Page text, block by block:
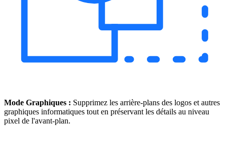
Mode Graphiques : Supprimez les arrière-plans des logos et autres
graphiques informatiques tout en préservant les détails au niveau
pixel de l'avant-plan.